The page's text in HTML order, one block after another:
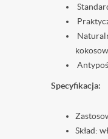
Specyfikacja:
Skład: